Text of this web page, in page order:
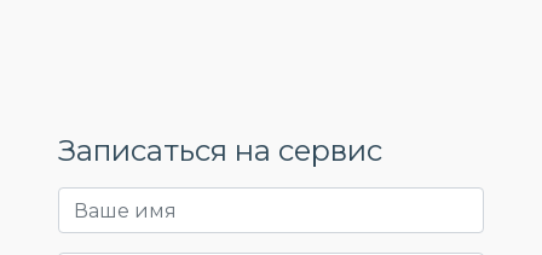
Записаться на сервис